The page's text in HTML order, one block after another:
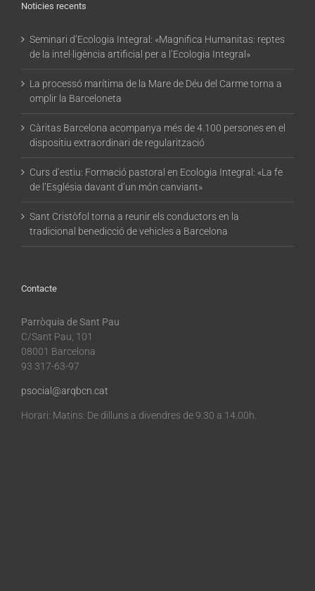
Noticies recents
Seminari d’Ecologia Integral: «Magnifica Humanitas: reptes
de la intel·ligència artificial per a l’Ecologia Integral»
La processó marítima de la Mare de Déu del Carme torna a
omplir la Barceloneta
Càritas Barcelona acompanya més de 4.100 persones en el
dispositiu extraordinari de regularització
Curs d’estiu: Formació pastoral en Ecologia Integral: «La fe
de l’Església davant d’un món canviant»
Sant Cristòfol torna a reunir els conductors en la
tradicional benedicció de vehicles a Barcelona
Contacte
Parròquia de Sant Pau
C/Sant Pau, 101
08001 Barcelona
93 317-63-97
psocial@arqbcn.cat
Horari: Matins: De dilluns a divendres de 9.30 a 14.00h.